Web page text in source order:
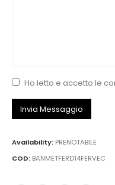
Ho letto e accetto le
Availability: PRENOTABILE
COD: BANMETFERD14FERVEC